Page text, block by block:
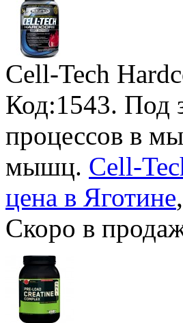
Cell-Tech
Код:1543. Под
процессов в
мышц. Cell-
цена в Яготине
Скоро в